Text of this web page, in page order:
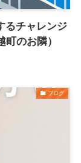
るチャレンジ
のお隣）
ブログ